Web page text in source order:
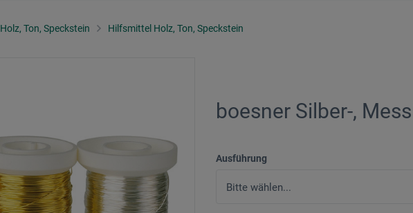
Holz, Ton, Speckstein Hilfsmittel Holz, Ton, Speckstein
boesner Silber-,
Ausführung